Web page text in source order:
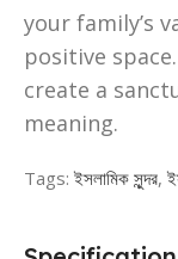
your family’s
positive
create a
meaning.
Tags: ইসলামিক সুন্দর,